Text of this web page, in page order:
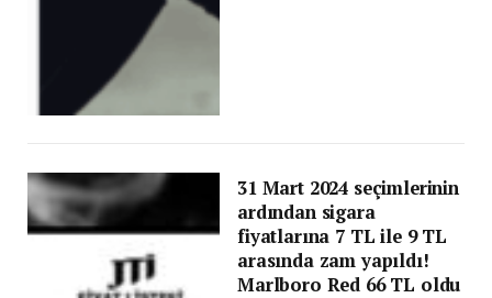
31 Mart 2024 seçimlerinin
ardından sigara
fiyatlarına 7 TL ile 9 TL
arasında zam yapıldı!
Marlboro Red 66 TL oldu